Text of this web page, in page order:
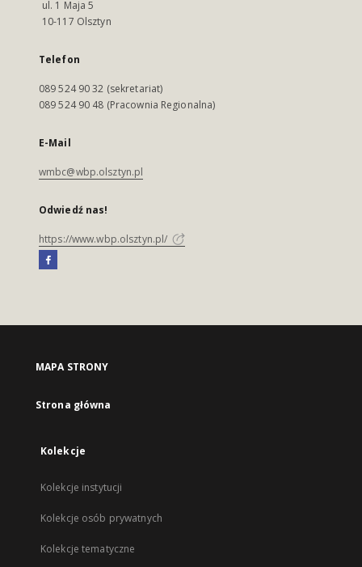
ul. 1 Maja 5
10-117 Olsztyn
Telefon
089 524 90 32 (sekretariat)
089 524 90 48 (Pracownia Regionalna)
E-Mail
wmbc@wbp.olsztyn.pl
Odwiedź nas!
https://www.wbp.olsztyn.pl/
MAPA STRONY
Strona główna
Kolekcje
Kolekcje instytucji
Kolekcje osób prywatnych
Kolekcje tematyczne